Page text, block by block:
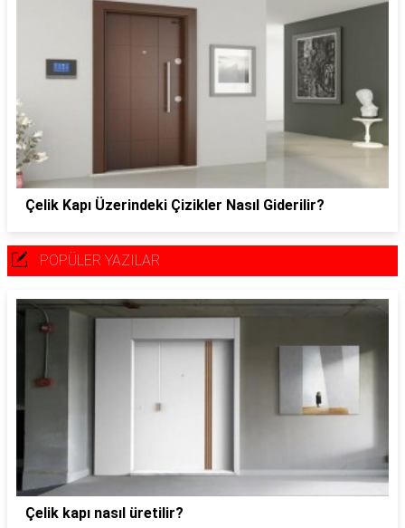
Çelik Kapı Üzerindeki Çizikler Nasıl Giderilir?
POPÜLER YAZILAR
Çelik kapı nasıl üretilir?